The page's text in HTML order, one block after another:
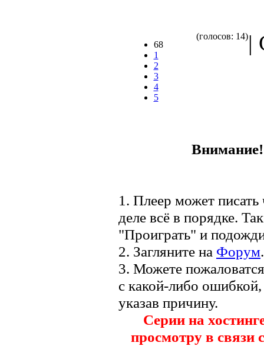
68
1
2
3
4
5
(голосов: 14)|
Внимание!
1. Плеер может
деле всё в порядке.
"Проиграть" и
2. Загляните на Форум.
3. Можете
с какой-либо
указав причину.
Серии на
просмотру в связи